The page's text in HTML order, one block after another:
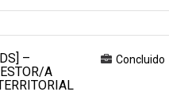
–
A
Concluido